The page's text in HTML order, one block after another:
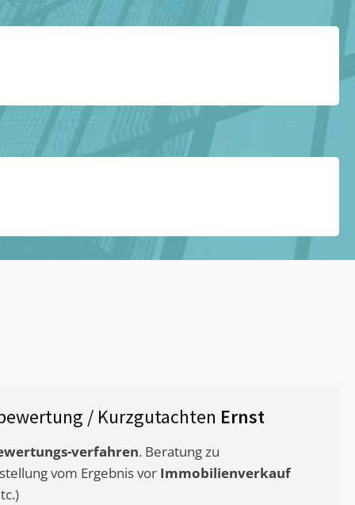
/ Kurzgutachten Ernst
verfahren. Beratung zu
vom Ergebnis vor Immobilienverkauf